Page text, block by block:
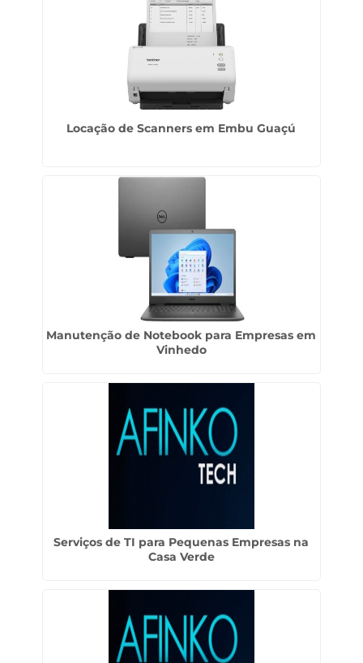
Locação de Scanners em Embu Guaçú
Manutenção de Notebook para Empresas em
Vinhedo
Serviços de TI para Pequenas Empresas na
Casa Verde